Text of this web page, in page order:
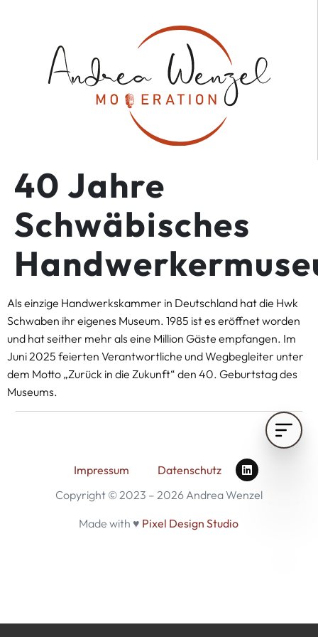
40 Jahre
Schwäbisches
Als einzige Handwerkskammer in Deutschland hat die Hwk
Schwaben ihr eigenes Museum. 1985 ist es eröffnet worden
und hat seither mehr als eine Million Gäste empfangen. Im
Juni 2025 feierten Verantwortliche und Wegbegleiter unter
dem Motto „Zurück in die Zukunft“ den 40. Geburtstag des
Museums.
Impressum
Datenschutz
Copyright © 2023 – 2026 Andrea Wenzel
Made with ♥ Pixel Design Studio